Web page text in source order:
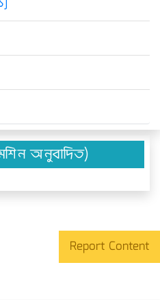
অনুবাদিত)
Report Content